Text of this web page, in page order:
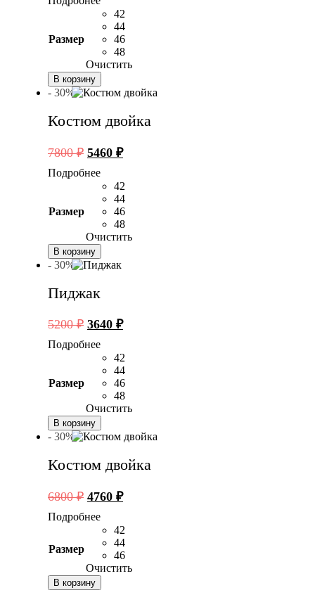
составляла
7800 ₽.
5460 ₽.
Размер
42
44
46
48
Очистить
В корзину
- 30%
Костюм двойка
7800₽ Первоначальная
составляла
7800 ₽.
5460 ₽Текущая
5460 ₽.
Подробнее
Размер
42
44
46
48
Очистить
В корзину
- 30%
Пиджак
5200₽ Первоначальная
составляла
5200 ₽.
3640 ₽Текущая
3640 ₽.
Подробнее
Размер
42
44
46
48
Очистить
В корзину
- 30%
Костюм двойка
6800₽ Первоначальная
составляла
6800 ₽.
4760 ₽Текущая
4760 ₽.
Подробнее
Размер
42
44
46
Очистить
В корзину